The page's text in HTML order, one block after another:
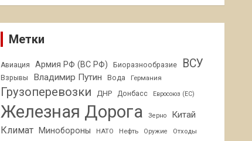
Метки
Авиация Армия РФ (ВС РФ) Биоразнообразие ВСУ
Взрывы Владимир Путин Вода Германия
Грузоперевозки ДНР Донбасс Евросоюз (ЕС)
Железная Дорога Зерно Китай
Климат Минобороны НАТО Нефть Оружие Отходы